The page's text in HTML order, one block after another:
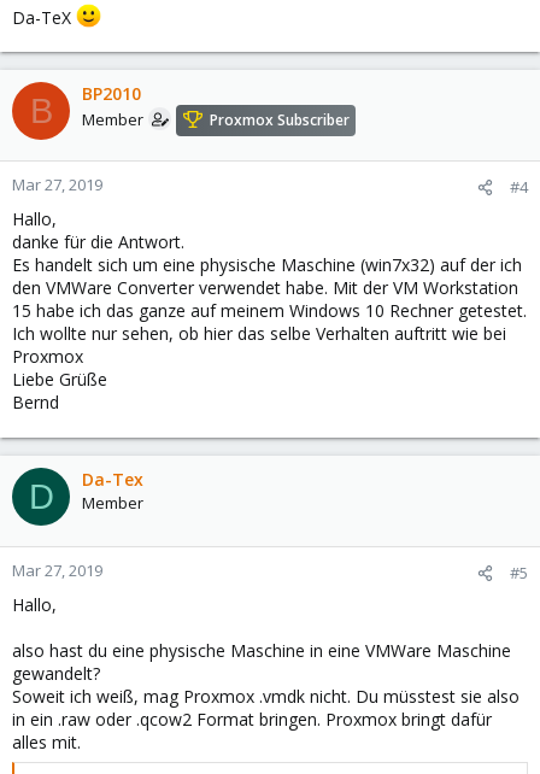
Da-TeX
B BP2010
Member Proxmox Subscriber
Mar 27, 2019 #4
Hallo,
danke für die Antwort.
Es handelt sich um eine physische Maschine (win7x32) auf der ich
den VMWare Converter verwendet habe. Mit der VM Workstation
15 habe ich das ganze auf meinem Windows 10 Rechner getestet.
Ich wollte nur sehen, ob hier das selbe Verhalten auftritt wie bei
Proxmox
Liebe Grüße
Bernd
D Da-Tex
Member
Mar 27, 2019 #5
Hallo,
also hast du eine physische Maschine in eine VMWare Maschine
gewandelt?
Soweit ich weiß, mag Proxmox .vmdk nicht. Du müsstest sie also
in ein .raw oder .qcow2 Format bringen. Proxmox bringt dafür
alles mit.